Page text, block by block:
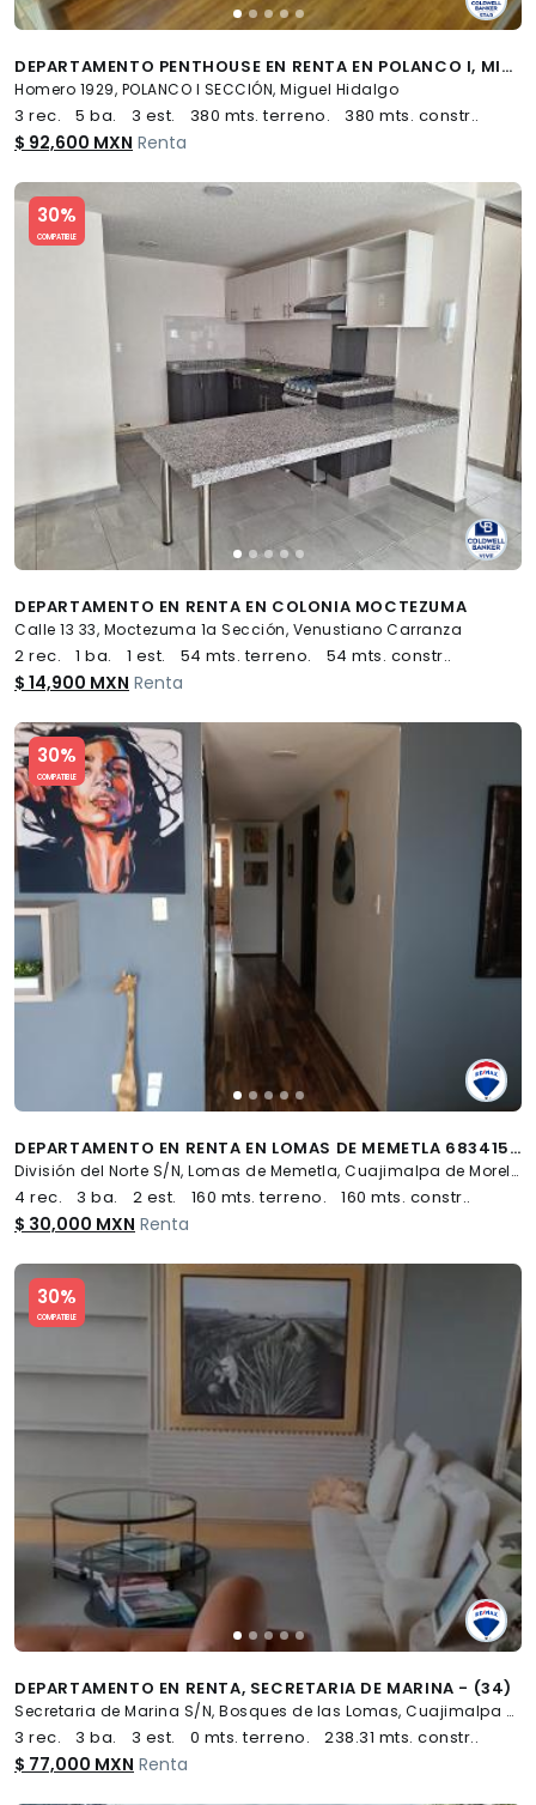
DEPARTAMENTO PENTHOUSE EN RENTA EN POLANCO I, MIGUEL HIDALGO, CDMX
Homero 1929, POLANCO I SECCIÓN, Miguel Hidalgo
3 rec. 5 ba. 3 est. 380 mts. terreno. 380 mts. constr..
$ 92,600 MXN Renta
30%
COMPATIBLE
Slide 1 of 5
DEPARTAMENTO EN RENTA EN COLONIA MOCTEZUMA
Calle 13 33, Moctezuma 1a Sección, Venustiano Carranza
2 rec. 1 ba. 1 est. 54 mts. terreno. 54 mts. constr..
$ 14,900 MXN Renta
30%
COMPATIBLE
Slide 1 of 5
DEPARTAMENTO EN RENTA EN LOMAS DE MEMETLA 683415 - (34)
División del Norte S/N, Lomas de Memetla, Cuajimalpa de Morelos
4 rec. 3 ba. 2 est. 160 mts. terreno. 160 mts. constr..
$ 30,000 MXN Renta
30%
COMPATIBLE
Slide 1 of 5
DEPARTAMENTO EN RENTA, SECRETARIA DE MARINA - (34)
Secretaria de Marina S/N, Bosques de las Lomas, Cuajimalpa de Morelos
3 rec. 3 ba. 3 est. 0 mts. terreno. 238.31 mts. constr..
$ 77,000 MXN Renta